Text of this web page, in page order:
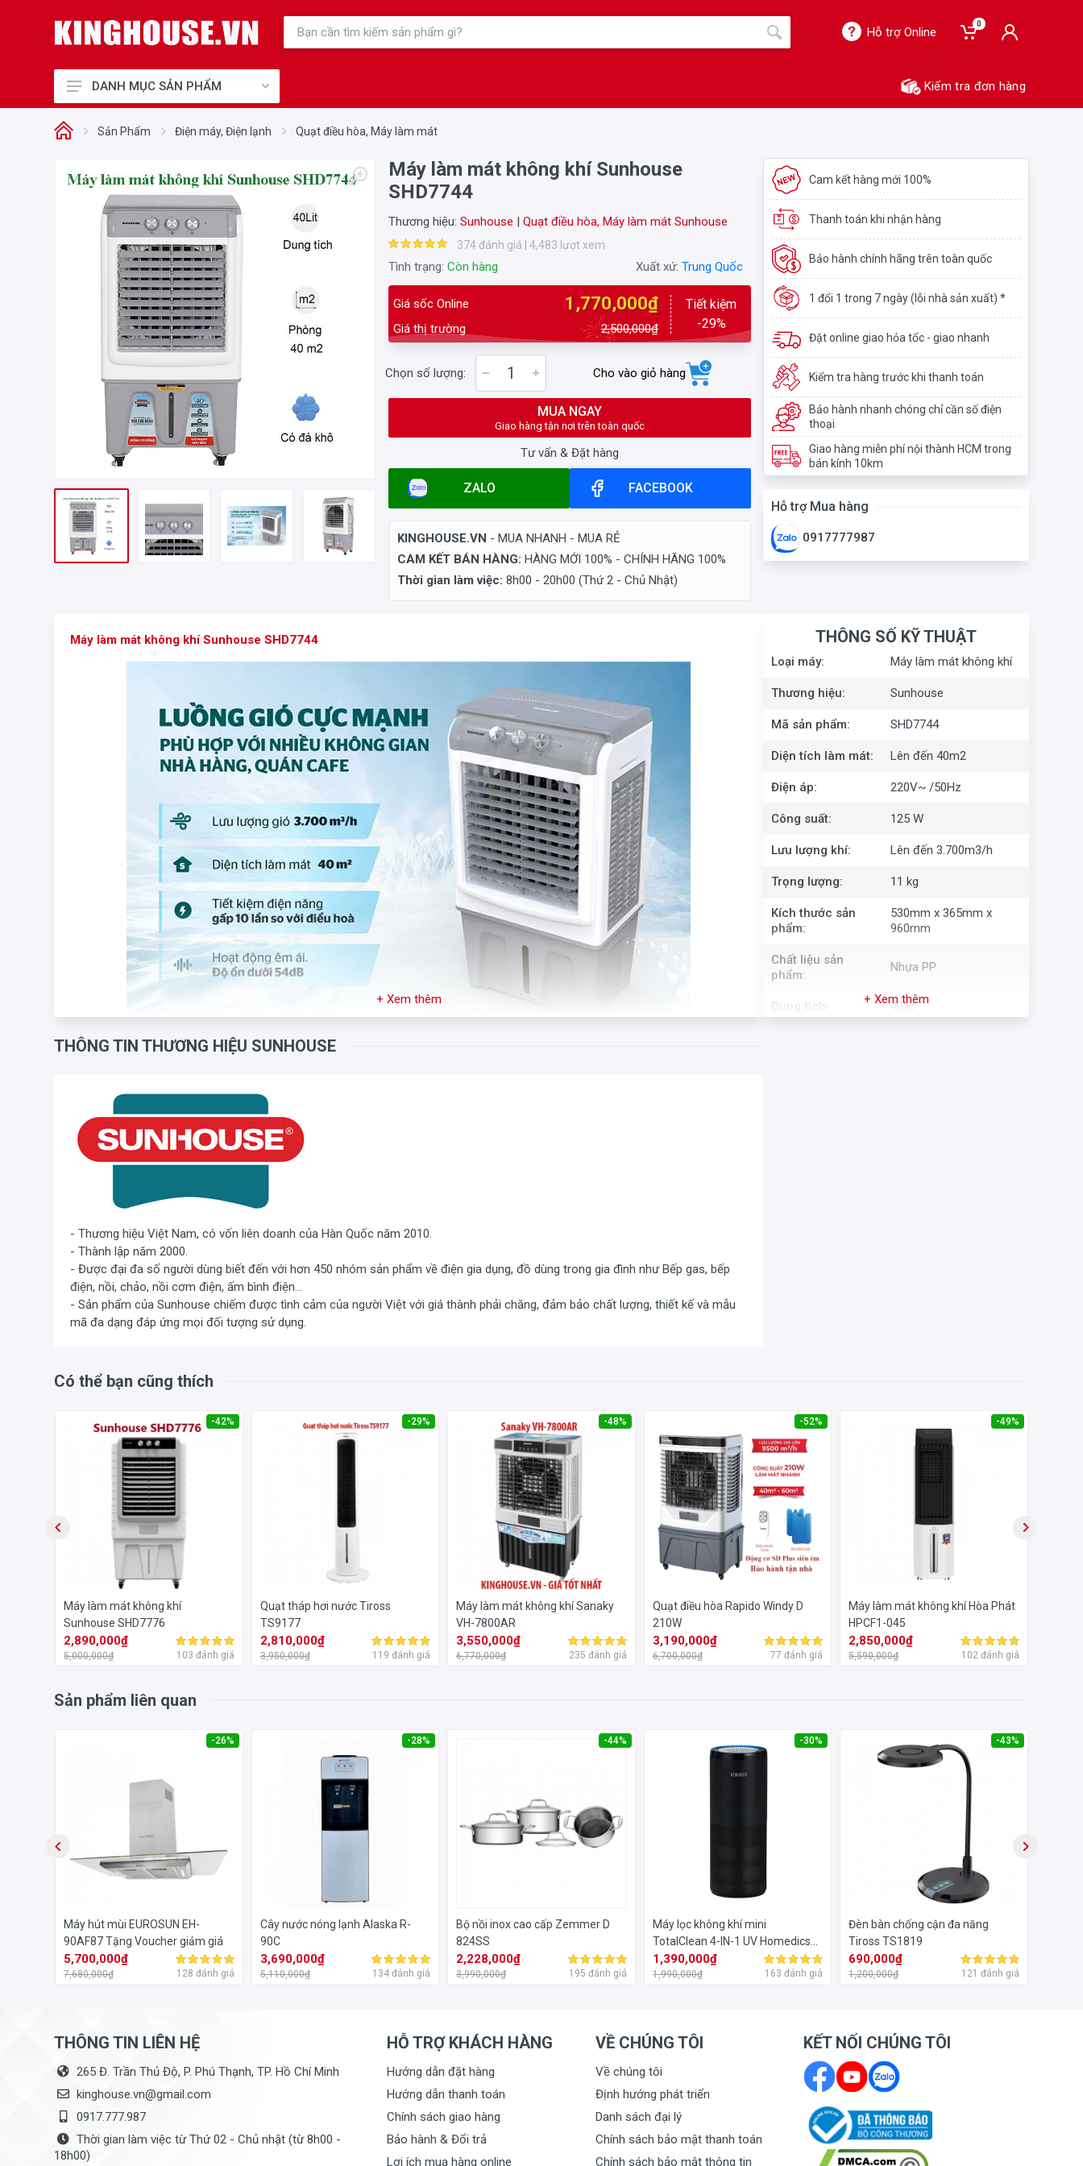
Hỗ trợ Online
0
Cho Mẹ và Bé
Sức Khỏe và Làm Đẹp
Điện máy, Điện lạnh
Nhà cửa - Đời sống
Phụ kiện tủ bếp, Khóa điện tử
Thiết Bị Công Nghiệp
Thiết bị văn phòng
Thiết bị vệ sinh
DANH MỤC SẢN PHẨM Kiểm tra đơn hàng
Sản Phẩm Điện máy, Điện lạnh Quạt điều hòa, Máy làm mát
Máy làm mát không khí Sunhouse
SHD7744
Thương hiệu: Sunhouse | Quạt điều hòa, Máy làm mát Sunhouse
374 đánh giá | 4,483 lượt xem
Tình trạng: Còn hàng Xuất xứ: Trung Quốc
Giá sốc Online 1,770,000₫
Giá thị trường 2,500,000₫
Tiết kiệm
-29%
Chọn số lượng: Cho vào giỏ hàng
MUA NGAY
Giao hàng tận nơi trên toàn quốc
Tư vấn & Đặt hàng
ZALO FACEBOOK
KINGHOUSE.VN - MUA NHANH - MUA RẺ
CAM KẾT BÁN HÀNG: HÀNG MỚI 100% - CHÍNH HÃNG 100%
Thời gian làm việc: 8h00 - 20h00 (Thứ 2 - Chủ Nhật)
Cam kết hàng mới 100%
Thanh toán khi nhận hàng
Bảo hành chính hãng trên toàn quốc
1 đổi 1 trong 7 ngày (lỗi nhà sản xuất) *
Đặt online giao hỏa tốc - giao nhanh
Kiểm tra hàng trước khi thanh toán
Bảo hành nhanh chóng chỉ cần số điện
thoại
Giao hàng miễn phí nội thành HCM trong
bán kính 10km
Hỗ trợ Mua hàng
0917777987
Máy làm mát không khí Sunhouse SHD7744
+ Xem thêm
THÔNG TIN THƯƠNG HIỆU SUNHOUSE
- Thương hiệu Việt Nam, có vốn liên doanh của Hàn Quốc năm 2010.
- Thành lập năm 2000.
- Được đại đa số người dùng biết đến với hơn 450 nhóm sản phẩm về điện gia dụng, đồ dùng trong gia đình như Bếp gas, bếp
điện, nồi, chảo, nồi cơm điện, ấm bình điện...
- Sản phẩm của Sunhouse chiếm được tình cảm của người Việt với giá thành phải chăng, đảm bảo chất lượng, thiết kế và mẫu
mã đa dạng đáp ứng mọi đối tượng sử dụng.
THÔNG SỐ KỸ THUẬT
Loại máy: Máy làm mát không khí
Thương hiệu: Sunhouse
Mã sản phẩm: SHD7744
Diện tích làm mát: Lên đến 40m2
Điện áp: 220V~ /50Hz
Công suất: 125 W
Lưu lượng khí: Lên đến 3.700m3/h
Trọng lượng: 11 kg
Kích thước sản
phẩm:
530mm x 365mm x
960mm
Chất liệu sản
phẩm:
Nhựa PP
Dung tích: 40 lít
+ Xem thêm
Có thể bạn cũng thích
-42%
Máy làm mát không khí
Sunhouse SHD7776
2,890,000₫
5,000,000₫ 103 đánh giá
-29%
Quạt tháp hơi nước Tiross
TS9177
2,810,000₫
3,950,000₫ 119 đánh giá
-48%
Máy làm mát không khí Sanaky
VH-7800AR
3,550,000₫
6,770,000₫ 235 đánh giá
-52%
Quạt điều hòa Rapido Windy D
210W
3,190,000₫
6,700,000₫ 77 đánh giá
-49%
Máy làm mát không khí Hòa Phát
HPCF1-045
2,850,000₫
5,590,000₫ 102 đánh giá
Sản phẩm liên quan
-26%
Máy hút mùi EUROSUN EH-
90AF87 Tặng Voucher giảm giá
5,700,000₫
7,680,000₫ 128 đánh giá
-28%
Cây nước nóng lạnh Alaska R-
90C
3,690,000₫
5,110,000₫ 134 đánh giá
-44%
Bộ nồi inox cao cấp Zemmer D
824SS
2,228,000₫
3,990,000₫ 195 đánh giá
-30%
Máy lọc không khí mini
TotalClean 4-IN-1 UV Homedics
AP-P60
1,390,000₫
1,990,000₫ 163 đánh giá
-43%
Đèn bàn chống cận đa năng
Tiross TS1819
690,000₫
1,200,000₫ 121 đánh giá
THÔNG TIN LIÊN HỆ
265 Đ. Trần Thủ Độ, P. Phú Thạnh, TP. Hồ Chí Minh
kinghouse.vn@gmail.com
0917.777.987
Thời gian làm việc từ Thứ 02 - Chủ nhật (từ 8h00 -
18h00)
HỖ TRỢ KHÁCH HÀNG
Hướng dẫn đặt hàng
Hướng dẫn thanh toán
Chính sách giao hàng
Bảo hành & Đổi trả
Lợi ích mua hàng online
VỀ CHÚNG TÔI
Về chúng tôi
Định hướng phát triển
Danh sách đại lý
Chính sách bảo mật thanh toán
Chính sách bảo mật thông tin
KẾT NỐI CHÚNG TÔI